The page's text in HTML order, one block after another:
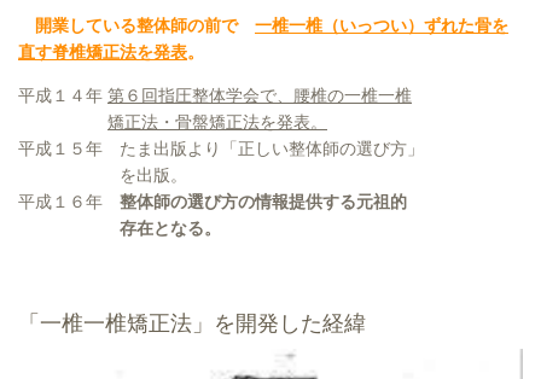
開業している整体師の前で 一椎一椎（いっつい）ずれた骨を
直す脊椎矯正法を発表。
平成１４年 第６回指圧整体学会で、腰椎の一椎一椎
矯正法・骨盤矯正法を発表。
平成１５年 たま出版より「正しい整体師の選び方」
を出版。
平成１６年 整体師の選び方の情報提供する元祖的
存在となる。
「一椎一椎矯正法」を開発した経緯